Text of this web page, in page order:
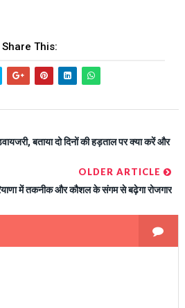
Share This:
बताया दो दिनों की हड़ताल पर क्या करें और
OLDER ARTICLE
में तकनीक और कौशल के संगम से बढ़ेगा रोजगार